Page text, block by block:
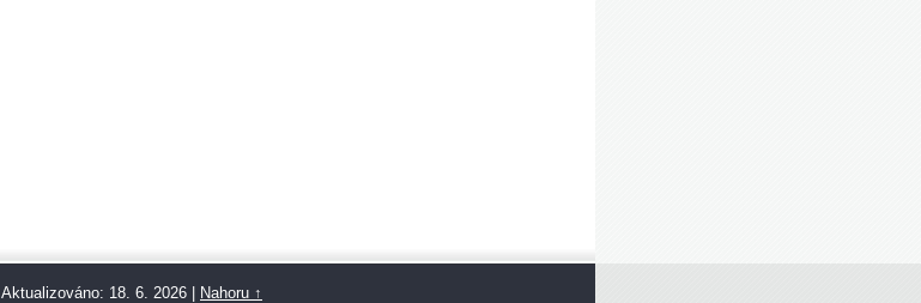
Aktualizováno: 18. 6. 2026 Nahoru ↑